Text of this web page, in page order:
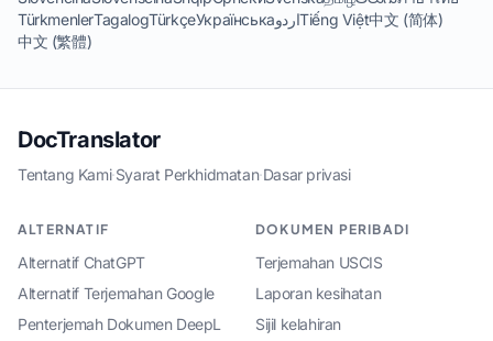
TürkmenlerTagalogTürkçeУкраїнськаاردوTiếng Việt中文 (简体)
中文 (繁體)
DocTranslator
Tentang Kami·Syarat Perkhidmatan·Dasar privasi
ALTERNATIF
Alternatif ChatGPT
Alternatif Terjemahan Google
Penterjemah Dokumen DeepL
DOKUMEN PERIBADI
Terjemahan USCIS
Laporan kesihatan
Sijil kelahiran